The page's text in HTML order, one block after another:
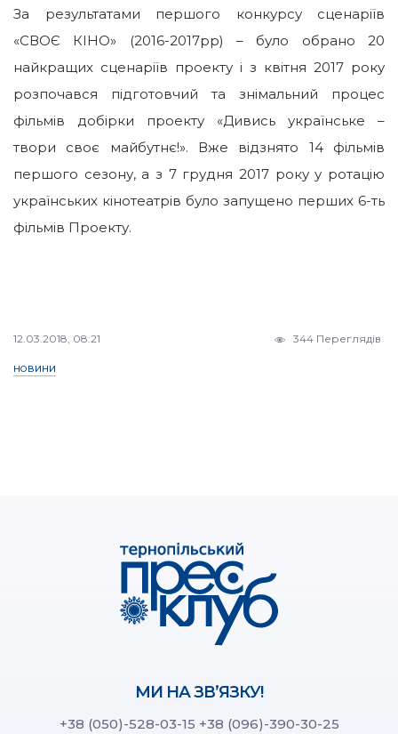
За результатами першого конкурсу сценаріїв
«СВОЄ КІНО» (2016-2017рр) – було обрано 20
найкращих сценаріїв проекту і з квітня 2017 року
розпочався підготовчий та знімальний процес
фільмів добірки проекту «Дивись українське –
твори своє майбутнє!». Вже відзнято 14 фільмів
першого сезону, а з 7 грудня 2017 року у ротацію
українських кінотеатрів було запущено перших 6-ть
фільмів Проекту.
12.03.2018, 08:21 344 Переглядів
НОВИНИ
МИ НА ЗВ’ЯЗКУ!
+38 (050)-528-03-15 +38 (096)-390-30-25